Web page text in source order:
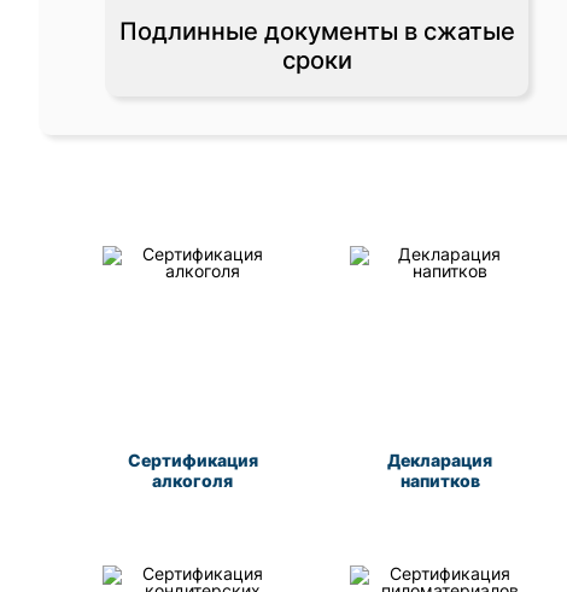
Подлинные документы в сжатые
сроки
Сертификация
алкоголя
Декларация
напитков